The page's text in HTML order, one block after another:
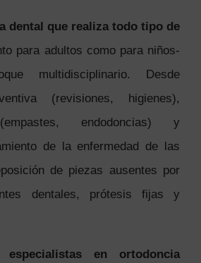
dental que realiza todo tipo de
para adultos como para niños-
multidisciplinario. Desde
(revisiones, higienes),
endodoncias) y
de la enfermedad de las
de piezas ausentes por
dentales, prótesis fijas y
especialistas en ortodoncia